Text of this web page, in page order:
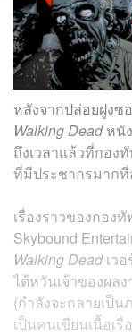
หลังจากปล่อยฝูง
Walking Deadหนั
ถึงเวลาแล้วที่กอง
ที่มีประชากรมาก
เรื่องราวของกอง
Skybound
Walking Deadเวอ
ไต้หวันเจ้าของผล
(กำลังจะกลายเป็น
เป็นคนเขียนเนื้อเรื่